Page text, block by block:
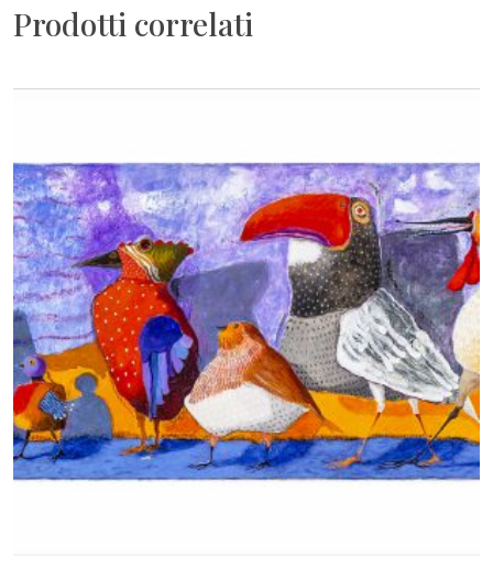
Prodotti correlati